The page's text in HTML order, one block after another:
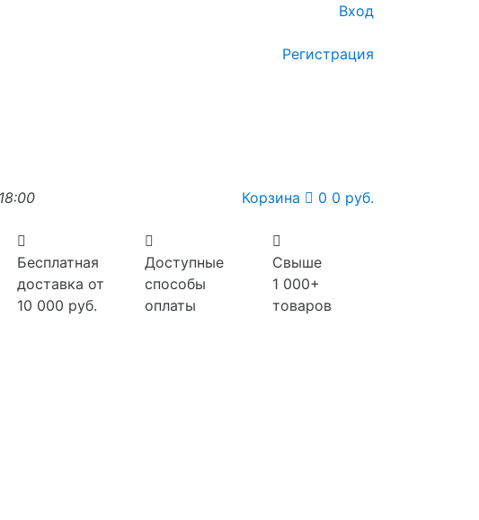
Вход
Регистрация
Корзина 0 0 руб.
Бесплатная
доставка от
10 000 руб.
Доступные
способы
оплаты
Свыше
1 000+
товаров